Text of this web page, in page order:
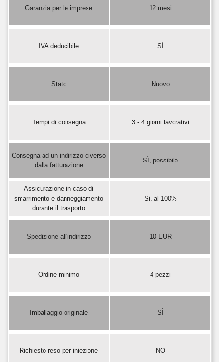
Garanzia per le imprese 12 mesi
IVA deducibile SÌ
Stato Nuovo
Tempi di consegna 3 - 4 giorni lavorativi
Consegna ad un indirizzo diverso
dalla fatturazione
SÌ, possibile
Assicurazione in caso di
smarrimento e danneggiamento
durante il trasporto
Si, al 100%
Spedizione all'indirizzo 10 EUR
Ordine minimo 4 pezzi
Imballaggio originale SÌ
Richiesto reso per iniezione NO